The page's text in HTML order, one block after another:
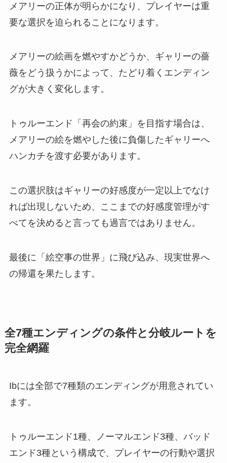
メアリーの正体が明らかになり、プレイヤーは重
要な選択を迫られることになります。
メアリーの絵画を燃やすかどうか、ギャリーの薔
薇をどう扱うかによって、たどり着くエンディン
グが大きく変化します。
トゥルーエンド「再会の約束」を目指す場合は、
メアリーの絵を燃やした後に負傷したギャリーへ
ハンカチを渡す必要があります。
この選択肢はギャリーの好感度が一定以上でなけ
れば出現しないため、ここまでの好感度管理がす
べてを決めると言っても過言ではありません。
最後に「絵空事の世界」に飛び込み、現実世界へ
の帰還を果たします。
全7種エンディングの条件と分岐ルートを
完全網羅
Ibには全部で7種類のエンディングが用意されてい
ます。
トゥルーエンド1種、ノーマルエンド3種、バッド
エンド3種という構成で、プレイヤーの行動や選択